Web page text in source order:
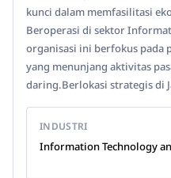
kunci dalam memfasilitasi
Beroperasi di sektor
organisasi ini berfokus pada
yang menunjang aktivitas
daring.Berlokasi strategis di
INDUSTRI
Information Technology